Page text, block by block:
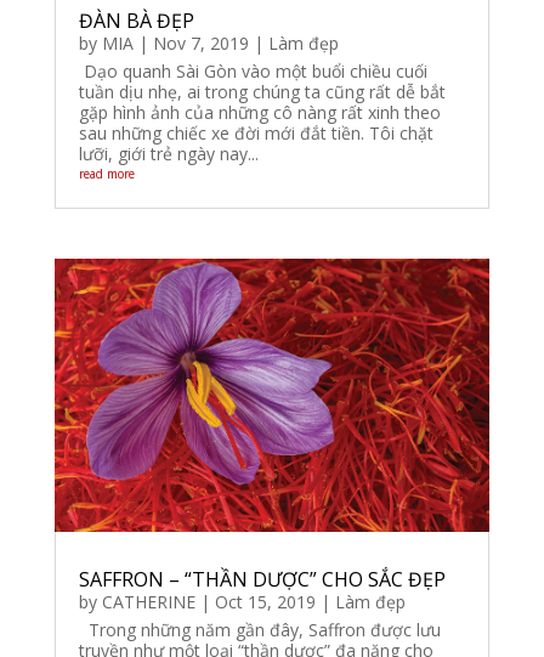
ĐÀN BÀ ĐẸP
by MIA| Nov 7, 2019 | Làm đẹp
Dạo quanh Sài Gòn vào một buổi chiều cuối
tuần dịu nhẹ, ai trong chúng ta cũng rất dễ bắt
gặp hình ảnh của những cô nàng rất xinh theo
sau những chiếc xe đời mới đắt tiền. Tôi chặt
lưỡi, giới trẻ ngày nay...
read more
SAFFRON – “THẦN DƯỢC” CHO SẮC ĐẸP
by CATHERINE| Oct 15, 2019 | Làm đẹp
Trong những năm gần đây, Saffron được lưu
truyền như một loại “thần dược” đa năng cho